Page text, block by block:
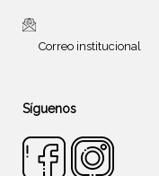
Correo institucional
Síguenos